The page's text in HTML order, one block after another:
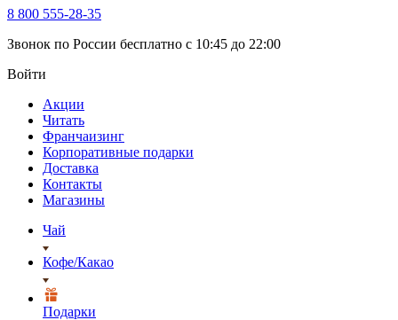
8 800 555-28-35
Звонок по России бесплатно c 10:45 до 22:00
Войти
Акции
Читать
Франчаизинг
Корпоративные подарки
Доставка
Контакты
Магазины
Чай
Кофе/Какао
Подарки